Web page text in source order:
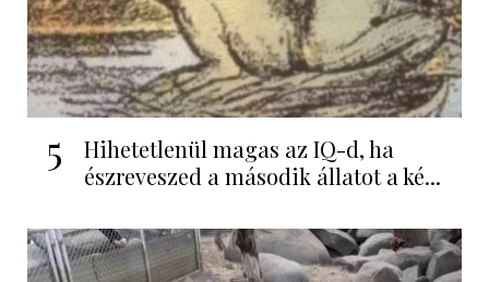
5
Hihetetlenül magas az IQ-d, ha
észreveszed a második állatot a ké...